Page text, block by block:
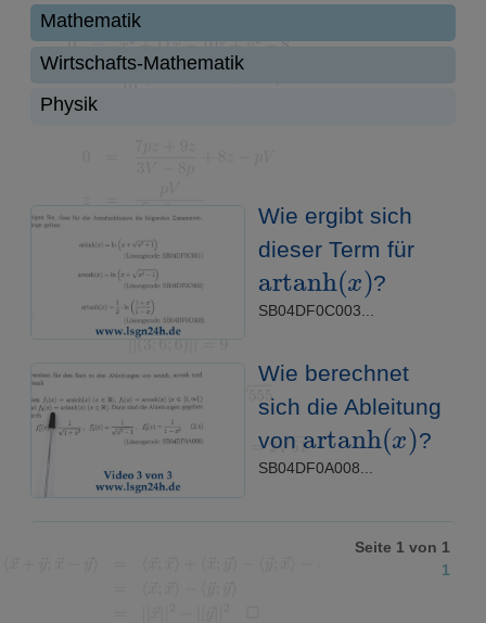
Mathematik
Wirtschafts-Mathematik
Physik
Wie ergibt sich
dieser Term für
artanh(x)
?
SB04DF0C003...
Wie berechnet
sich die Ableitung
von
artanh(x)
?
SB04DF0A008...
Seite 1 von 1
1